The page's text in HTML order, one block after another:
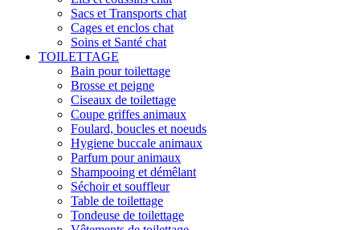
Sacs et Transports chat
Cages et enclos chat
Soins et Santé chat
TOILETTAGE
Bain pour toilettage
Brosse et peigne
Ciseaux de toilettage
Coupe griffes animaux
Foulard, boucles et noeuds
Hygiene buccale animaux
Parfum pour animaux
Shampooing et démêlant
Séchoir et souffleur
Table de toilettage
Tondeuse de toilettage